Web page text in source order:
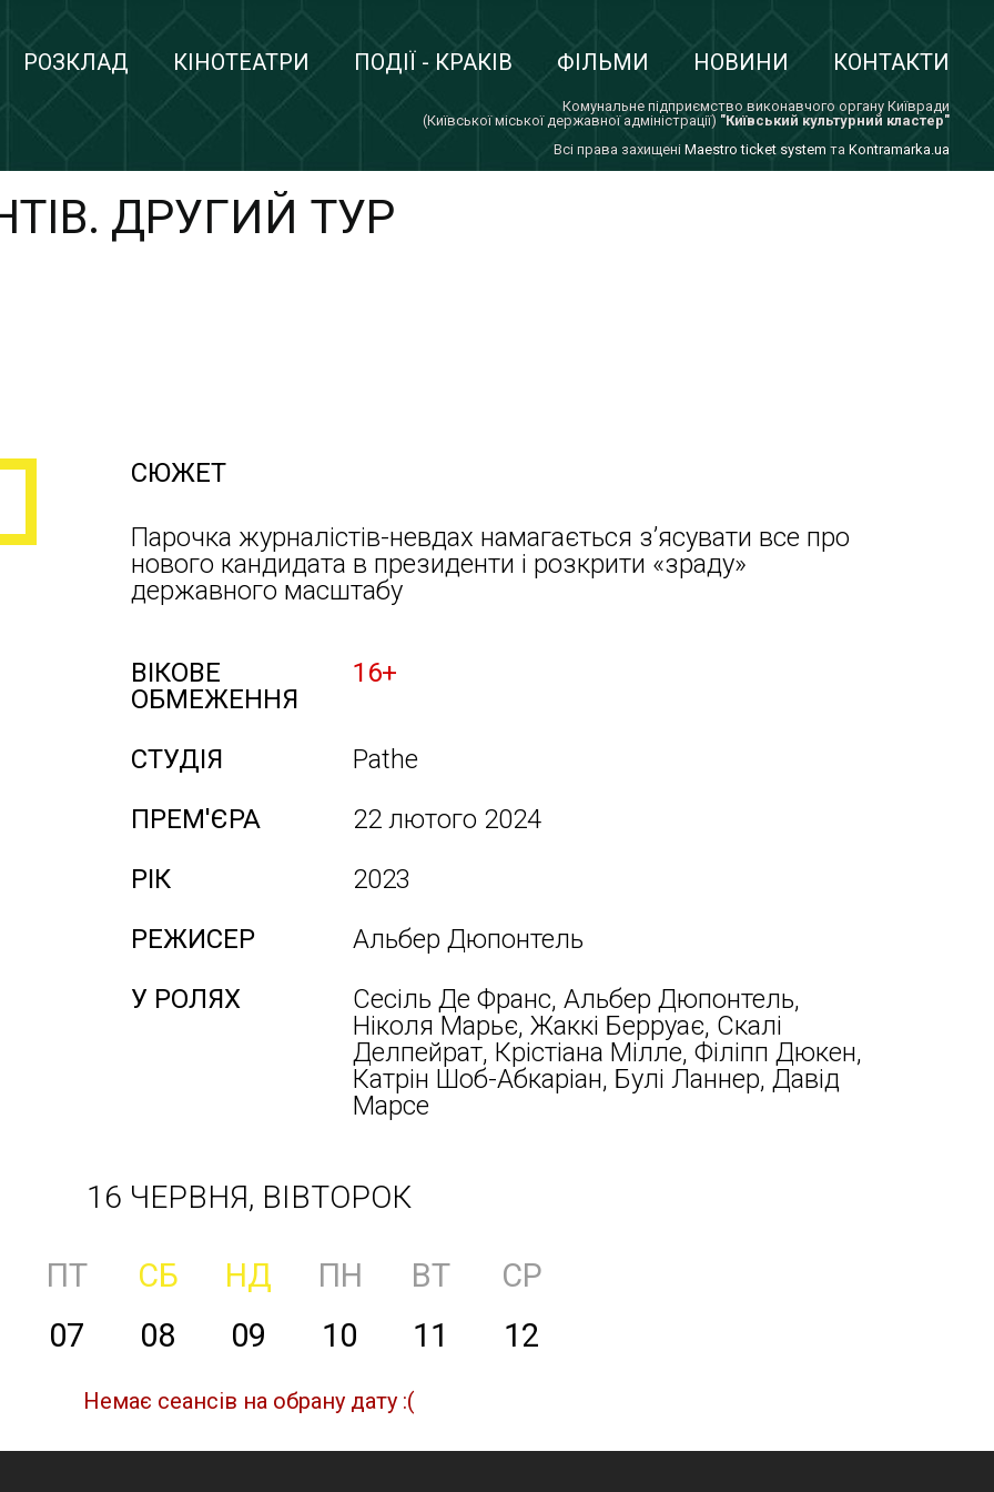
РОЗКЛАД КІНОТЕАТРИ ПОДІЇ - КРАКІВ ФІЛЬМИ НОВИНИ КОНТАКТИ
Комунальне підприємство виконавчого органу Київради
(Київської міської державної адміністрації) "Київський культурний кластер"
Всi права захищенi Maestro ticket system та Kontramarka.ua
ДРУГИЙ ТУР
СЮЖЕТ
Парочка журналістів-невдах намагається з’ясувати все про
нового кандидата в президенти і розкрити «зраду»
державного масштабу
ВІКОВЕ
ОБМЕЖЕННЯ
16+
СТУДІЯ
Pathe
ПРЕМ'ЄРА
22 лютого 2024
РІК
2023
РЕЖИСЕР
Альбер Дюпонтель
У РОЛЯХ
Сесіль Де Франс, Альбер Дюпонтель,
Ніколя Марьє, Жаккі Берруає, Скалі
Делпейрат, Крістіана Мілле, Філіпп Дюкен,
Катрін Шоб-Абкаріан, Булі Ланнер, Давід
Марсе
16 ЧЕРВНЯ, ВІВТОРОК
ПТ СБ НД ПН ВТ
СР
07 08 09 10 11 12
Немає сеансів на обрану дату :(